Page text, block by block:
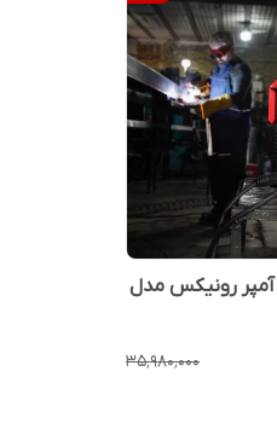
اینورتر جوشکاری 315 آمپر رونیکس مدل
۳۵٬۹۸۰٬۰۰۰